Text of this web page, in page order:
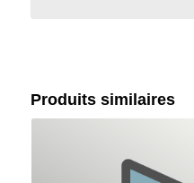
Produits similaires